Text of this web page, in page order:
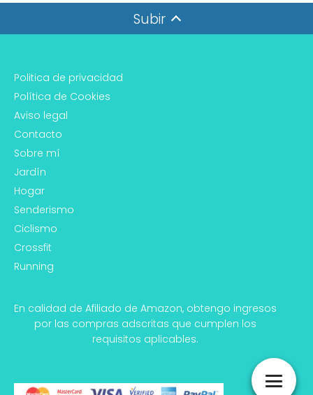
Subir
Politica de privacidad
Política de Cookies
Aviso legal
Contacto
Sobre mí
Jardín
Hogar
Senderismo
Ciclismo
Crossfit
Running
En calidad de Afiliado de Amazon, obtengo ingresos
por las compras adscritas que cumplen los
requisitos aplicables.